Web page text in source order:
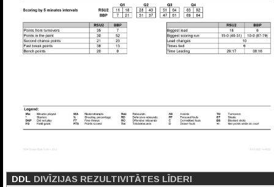
DDL DIVĪZIJAS REZULTIVITĀTES LĪDERI